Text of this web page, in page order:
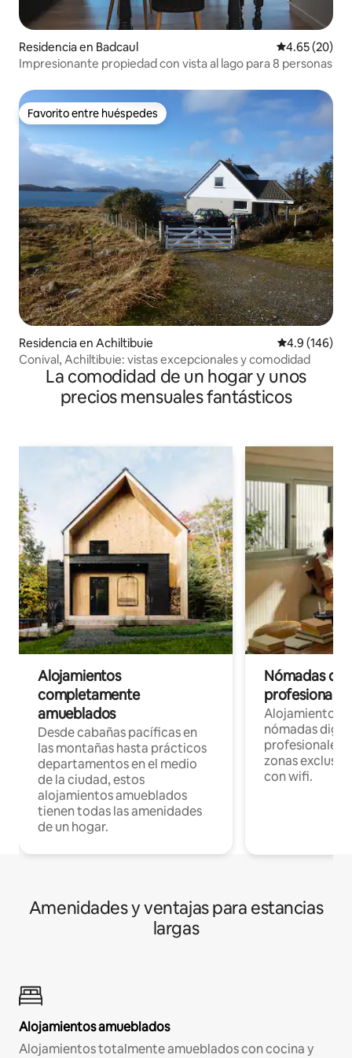
Residencia en Badcaul Calificación
4.65 (20)
Impresionante propiedad con vista al lago para 8 personas
Favorito entre huéspedes
Favorito entre huéspedes
Residencia en Achiltibuie Calificación
4.9 (146)
Conival, Achiltibuie: vistas excepcionales y comodidad
La comodidad de un hogar y unos
precios mensuales fantásticos
Alojamientos
completamente
amueblados
Desde cabañas pacíficas en
las montañas hasta prácticos
departamentos en el medio
de la ciudad, estos
alojamientos amueblados
tienen todas las amenidades
de un hogar.
Nómadas
Alojamientos
nómadas
profesionales
zonas
con wifi.
Amenidades y ventajas para estancias
largas
Alojamientos amueblados
Alojamientos totalmente amueblados con cocina y